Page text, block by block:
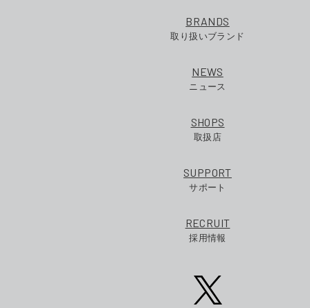
BRANDS
取り扱いブランド
NEWS
ニュース
SHOPS
取扱店
SUPPORT
サポート
RECRUIT
採用情報